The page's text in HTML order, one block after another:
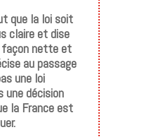
que la loi soit
claire et dise
façon nette et
au passage
une loi
une décision
la France est